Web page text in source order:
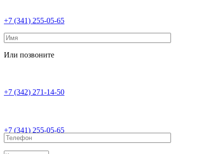
+7 (341) 255-05-65
Или позвоните
+7 (342) 271-14-50
+7 (341) 255-05-65